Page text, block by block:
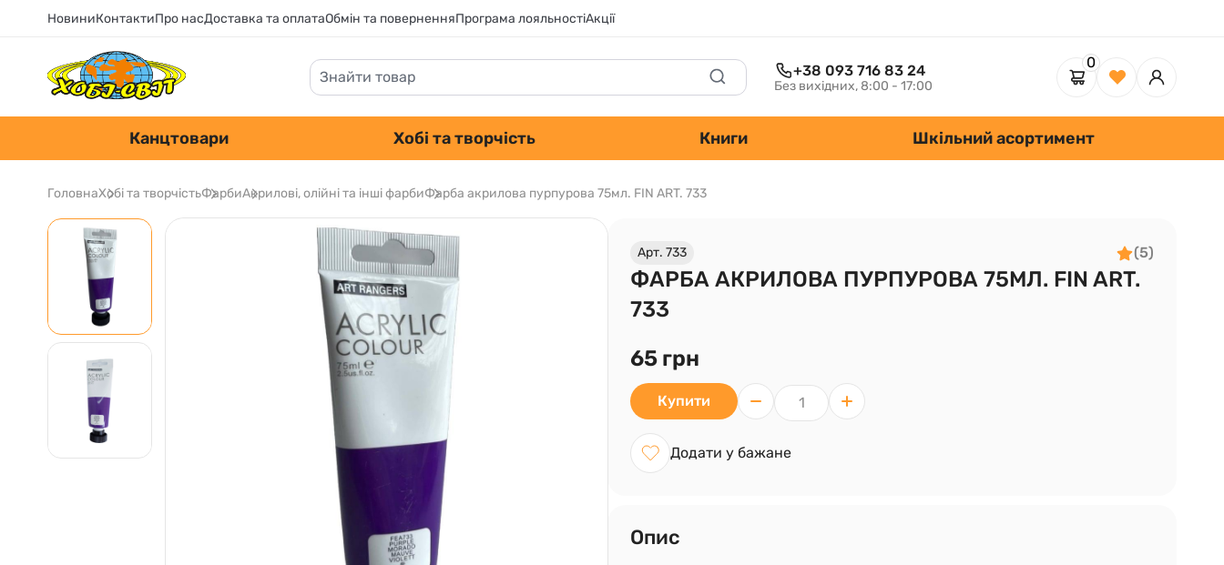
НовиниКонтактиПро насДоставка та оплатаОбмін та поверненняПрограма лояльностіАкції
+38 093 716 83 24
Без вихідних, 8:00 - 17:00
0
Канцтовари Хобі та творчість Книги Шкільний асортимент
ГоловнаХобі та творчістьФарбиАкрилові, олійні та інші фарбиФарба акрилова пурпурова 75мл. FIN ART. 733
Арт. 733 (5)
ФАРБА АКРИЛОВА ПУРПУРОВА 75МЛ. FIN ART.
733
65 грн
Купити
Додати у бажане
Опис